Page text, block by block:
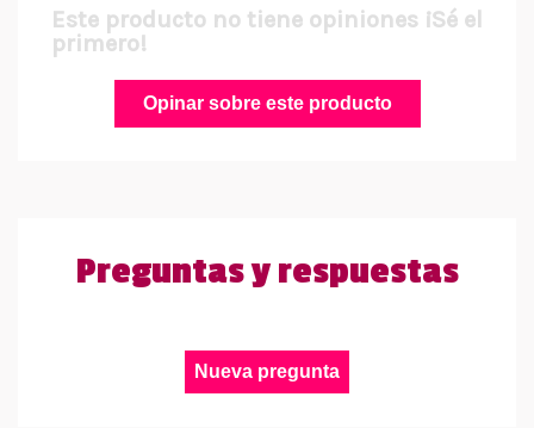
Este producto no tiene opiniones ¡Sé el
primero!
Opinar sobre este producto
Preguntas y respuestas
Nueva pregunta